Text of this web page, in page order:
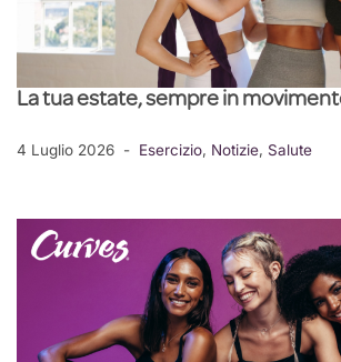
La tua estate, sempre in
4 Luglio 2026 Esercizio, Notizie, Salute